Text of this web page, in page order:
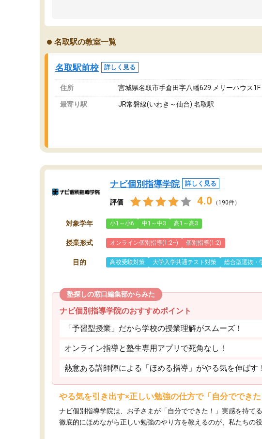
が、それを加味しても通って損はないなと感じ
な人には特におす
名取駅の教室一覧
名取駅前校 詳しく見る
住所 宮城県名取市手倉田字八幡629 メリーハウス1F
最寄り駅 JR常磐線(いわき～仙台) 名取駅
ナビ個別指導学院 詳しく見る
評価 4.0 （190件）
対象学年 小1～小6 中1～中3 高1～高3
授業形式 オンライン個別指導(1:2~) 個別指導(1:2)
目的 高校受験対策 大学入学共通テスト対策 総合型選抜・
塾探しの窓口編集部からみた
ナビ個別指導学院のおすすめポイント
「予習型授業」だから学校の授業理解がスムーズ！
オンライン指導と塾生専用アプリで死角なし！
熱意ある講師陣による「ほめる指導」がやる気を伸ばす！
やる気を引き出す×正しい勉強の仕方で「自分ででき
ナビ個別指導学院は、お子さまが「自分でできた！」実感を持て
徹底的にほめながら正しい勉強のやり方を教えるのが、私たちの役